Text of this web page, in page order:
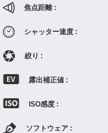
焦点距離 :
シャッター速度 :
絞り :
露出補正値 :
ISO感度 :
ソフトウェア :